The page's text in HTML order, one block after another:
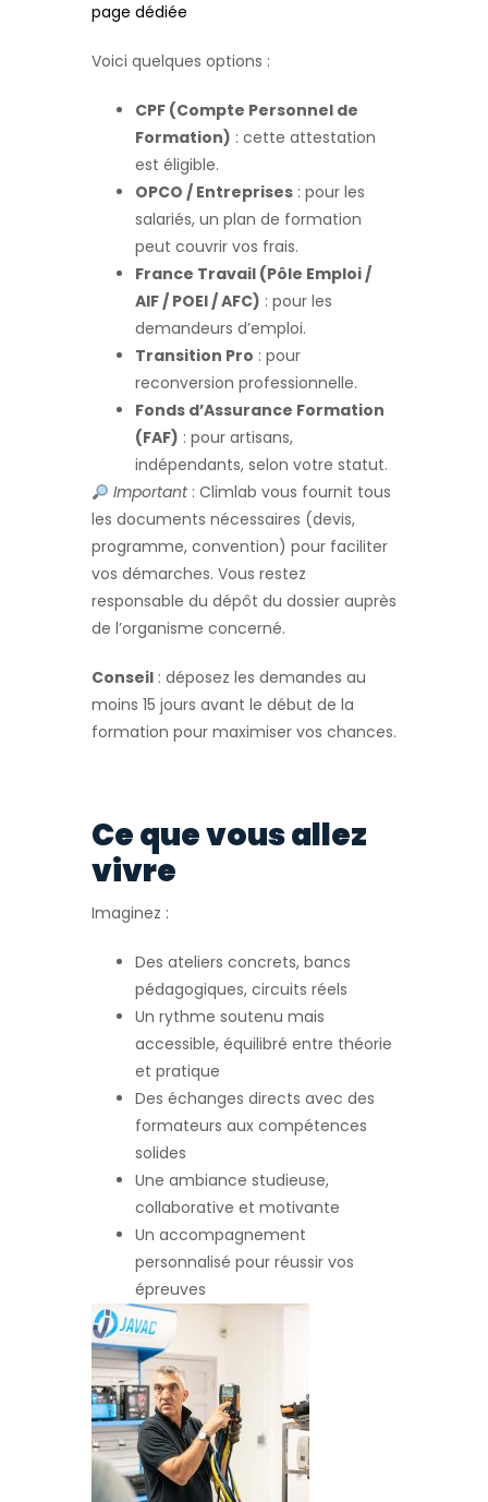
page dédiée
Voici quelques options :
CPF (Compte Personnel de
Formation) : cette attestation
est éligible.
OPCO / Entreprises : pour les
salariés, un plan de formation
peut couvrir vos frais.
France Travail (Pôle Emploi /
AIF / POEI / AFC) : pour les
demandeurs d’emploi.
Transition Pro : pour
reconversion professionnelle.
Fonds d’Assurance Formation
(FAF) : pour artisans,
indépendants, selon votre statut.
Important: Climlab vous fournit tous
les documents nécessaires (devis,
programme, convention) pour faciliter
vos démarches. Vous restez
responsable du dépôt du dossier auprès
de l’organisme concerné.
Conseil : déposez les demandes au
moins 15 jours avant le début de la
formation pour maximiser vos chances.
Ce que vous allez
vivre
Imaginez :
Des ateliers concrets, bancs
pédagogiques, circuits réels
Un rythme soutenu mais
accessible, équilibré entre théorie
et pratique
Des échanges directs avec des
formateurs aux compétences
solides
Une ambiance studieuse,
collaborative et motivante
Un accompagnement
personnalisé pour réussir vos
épreuves